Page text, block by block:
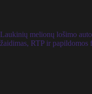
Laukinių melionų lošimo
žaidimas, RTP ir papildomos